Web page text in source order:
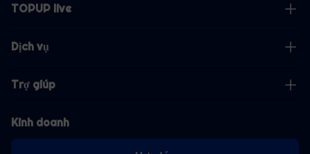
TOPUP live
Dịch vụ
Trợ giúp
Kinh doanh